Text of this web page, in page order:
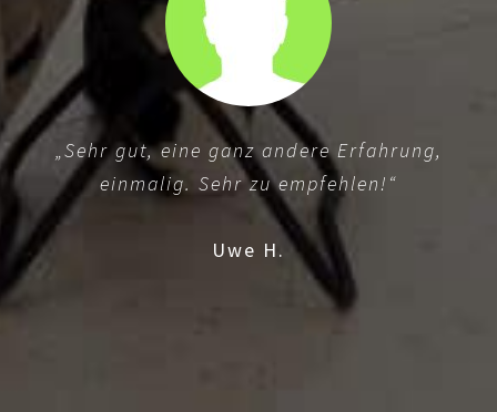
„Sehr gut, eine ganz andere Erfahrung,
einmalig. Sehr zu empfehlen!“
Uwe H.